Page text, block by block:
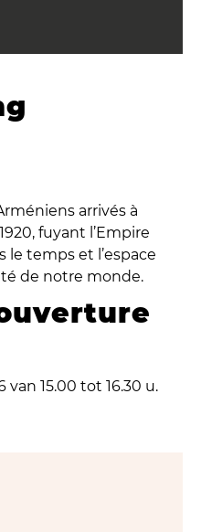
arrivés à
fuyant l’Empire
le temps et l’espace
de notre monde.
15.00 tot 16.30 u.